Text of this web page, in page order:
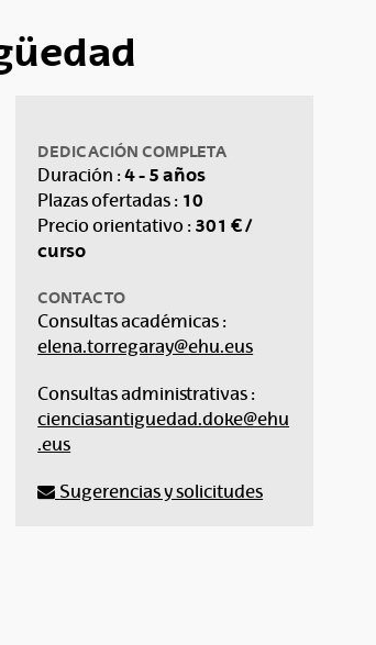
DEDICACIÓN COMPLETA
Duración :4 - 5 años
Plazas ofertadas : 10
Precio orientativo : 301 € /
curso
CONTACTO
Consultas académicas :
elena.torregaray@ehu.eus
Consultas administrativas :
cienciasantiguedad.doke@ehu
.eus
Sugerencias y solicitudes